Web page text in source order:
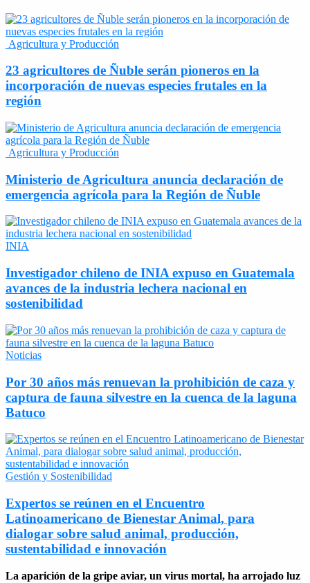
Agricultura y Producción
23 agricultores de Ñuble serán pioneros en la
incorporación de nuevas especies frutales en la
región
Agricultura y Producción
Ministerio de Agricultura anuncia declaración de
emergencia agrícola para la Región de Ñuble
INIA
Investigador chileno de INIA expuso en Guatemala
avances de la industria lechera nacional en
sostenibilidad
Noticias
Por 30 años más renuevan la prohibición de caza y
captura de fauna silvestre en la cuenca de la laguna
Batuco
Gestión y Sostenibilidad
Expertos se reúnen en el Encuentro
Latinoamericano de Bienestar Animal, para
dialogar sobre salud animal, producción,
sustentabilidad e innovación
La aparición de la gripe aviar, un virus mortal, ha arrojado luz